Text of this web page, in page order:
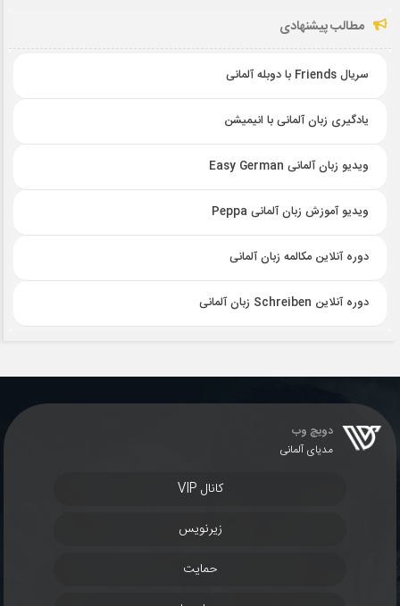
مطالب پیشنهادی
سریال Friends با دوبله آلمانی
یادگیری زبان آلمانی با انیمیشن
ویدیو زبان آلمانی Easy German
ویدیو آموزش زبان آلمانی Peppa
دوره آنلاین مکالمه زبان آلمانی
دوره آنلاین Schreiben زبان آلمانی
دویچ وب
مدیای آلمانی
کانال VIP
زیرنویس
حمایت